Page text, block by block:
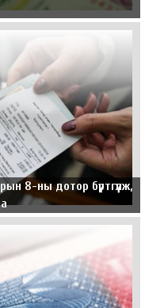
8-ны дотор бүртгүүлж,